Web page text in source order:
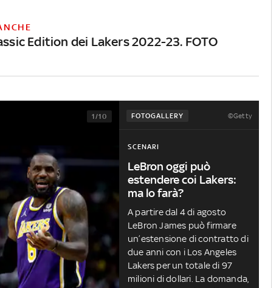
Edition dei Lakers 2022-23. FOTO
FOTOGALLERY ©Getty
1/10
SCENARI
LeBron oggi può
estendere coi Lakers:
ma lo farà?
A partire dal 4 di agosto
LeBron James può firmare
un’estensione di contratto di
due anni con i Los Angeles
Lakers per un totale di 97
milioni di dollari. La domanda,